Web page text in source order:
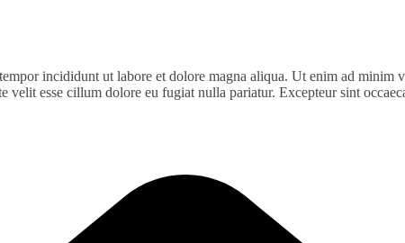
incididunt ut labore et dolore magna aliqua. Ut enim ad
velit esse cillum dolore eu fugiat nulla pariatur. Excepteur sint